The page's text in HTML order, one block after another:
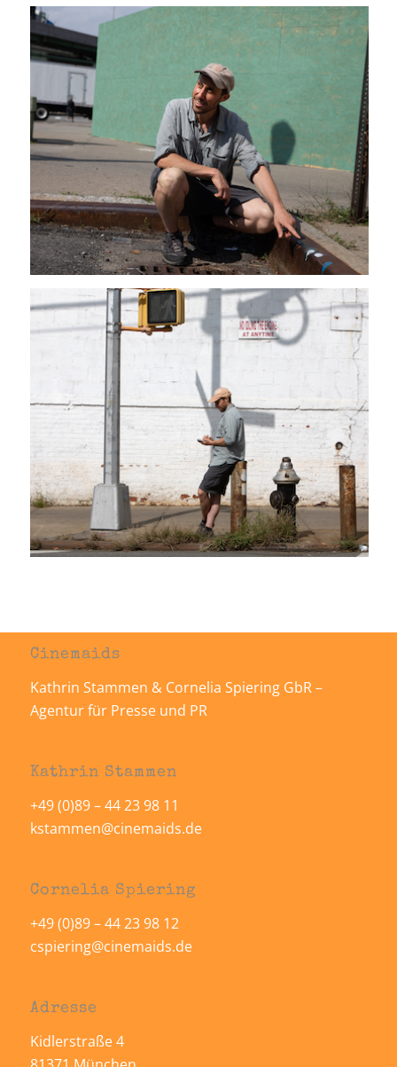
Cinemaids
Kathrin Stammen & Cornelia Spiering GbR –
Agentur für Presse und PR
Kathrin Stammen
+49 (0)89 – 44 23 98 11
kstammen@cinemaids.de
Cornelia Spiering
+49 (0)89 – 44 23 98 12
cspiering@cinemaids.de
Adresse
Kidlerstraße 4